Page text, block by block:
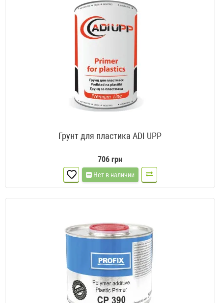
Грунт для пластика ADI UPP
706 грн
Нет в наличии